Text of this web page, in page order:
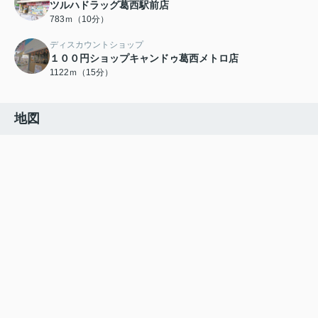
ツルハドラッグ葛西駅前店
783ｍ（10分）
ディスカウントショップ
１００円ショップキャンドゥ葛西メトロ店
1122ｍ（15分）
地図